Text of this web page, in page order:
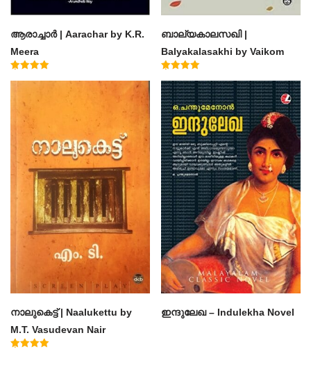
ആരാച്ചാര്‍ | Aarachar by K.R.
Meera
ബാല്യകാലസഖി |
Balyakalasakhi by Vaikom
Muhammad Basheer
4.60
out of 5
നാലുകെട്ട് | Naalukettu by
M.T. Vasudevan Nair
ഇന്ദുലേഖ – Indulekha Novel